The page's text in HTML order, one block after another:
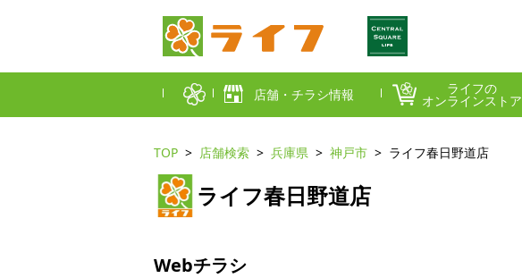
店舗・チラシ情報
東京都
大阪市
ライフの
オンラインストア
TOP 店舗検索 兵庫県 神戸市 ライフ春日野道店
ライフ春日野道店
Webチラシ